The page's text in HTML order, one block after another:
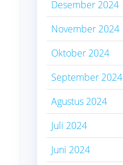
Desember 2024
November 2024
Oktober 2024
September 2024
Agustus 2024
Juli 2024
Juni 2024